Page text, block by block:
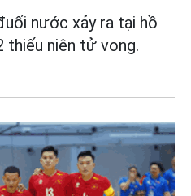
nước xảy ra tại hồ
thiếu niên tử vong.